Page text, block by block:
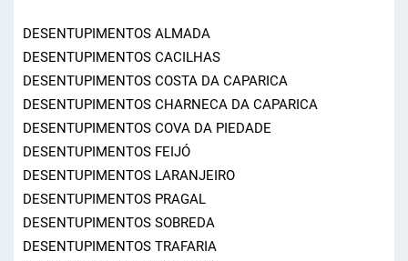
DESENTUPIMENTOS ALMADA
DESENTUPIMENTOS CACILHAS
DESENTUPIMENTOS COSTA DA CAPARICA
DESENTUPIMENTOS CHARNECA DA CAPARICA
DESENTUPIMENTOS COVA DA PIEDADE
DESENTUPIMENTOS FEIJÓ
DESENTUPIMENTOS LARANJEIRO
DESENTUPIMENTOS PRAGAL
DESENTUPIMENTOS SOBREDA
DESENTUPIMENTOS TRAFARIA